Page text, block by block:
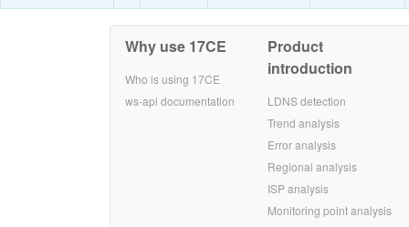
Why use 17CE
Who is using 17CE
ws-api documentation
Product
introduction
LDNS detection
Trend analysis
Error analysis
Regional analysis
ISP analysis
Monitoring point analysis